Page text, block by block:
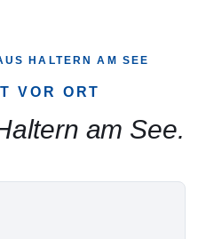
HALTERN AM SEE
VOR ORT
am See.